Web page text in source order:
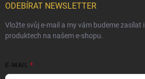
ODEBÍRAT NEWSLETTER
Vložte svůj e-mail a my vám budeme zasílat
produktech na našem e-shopu.
E-MAIL